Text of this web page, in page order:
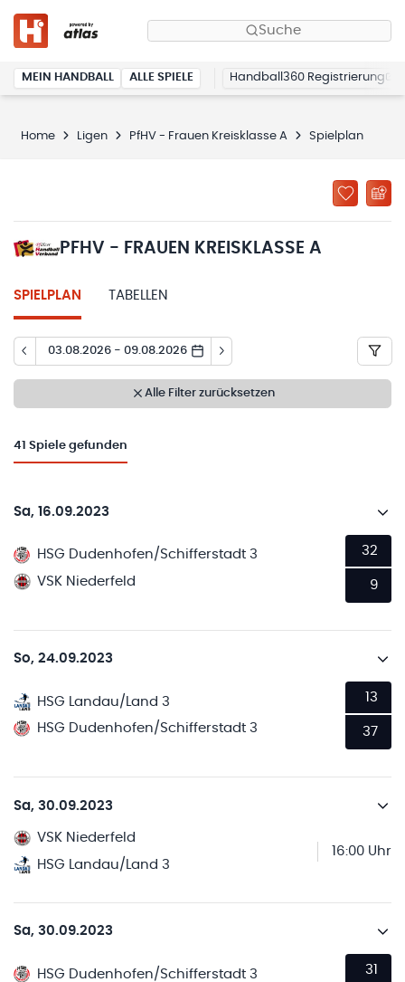
Suche
MEIN HANDBALL ALLE SPIELE Handball360 Registrierung
Home Ligen PfHV - Frauen Kreisklasse A Spielplan
PFHV - FRAUEN KREISKLASSE A
SPIELPLAN TABELLEN
03.08.2026 - 09.08.2026
Alle Filter zurücksetzen
41 Spiele gefunden
Sa, 16.09.2023
HSG Dudenhofen/Schifferstadt 3
VSK Niederfeld
32
9
So, 24.09.2023
HSG Landau/Land 3
HSG Dudenhofen/Schifferstadt 3
13
37
Sa, 30.09.2023
VSK Niederfeld
HSG Landau/Land 3
16:00 Uhr
Sa, 30.09.2023
HSG Dudenhofen/Schifferstadt 3
31